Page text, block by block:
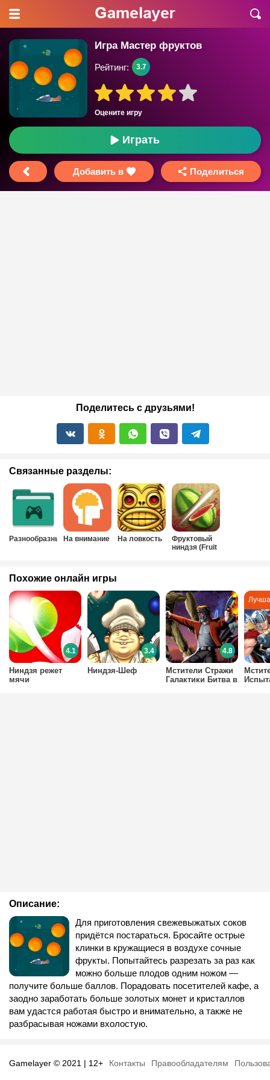
Игра Мастер фруктов
Оцените игру
Рейтинг: 3.7
Играть
Добавить в Поделиться
Поделитесь с друзьями!
Связанные разделы:
РазнообразныеНа внимание На ловкость
Фруктовый
ниндзя (Fruit
Описание:
Для приготовления свежевыжатых соков
придётся постараться. Бросайте острые
клинки в кружащиеся в воздухе сочные
фрукты. Попытайтесь разрезать за раз как
можно больше плодов одним ножом —
получите больше баллов. Порадовать посетителей кафе, а
заодно заработать больше золотых монет и кристаллов
вам удастся работая быстро и внимательно, а также не
разбрасывая ножами вхолостую.
Похожие онлайн игры
Ниндзя режет
мячи
4.1
Ниндзя-Шеф
3.4
Мстители Стражи
Галактики Битва в
4.8
Gamelayer © 2021 | 12+ Контакты Правообладателям